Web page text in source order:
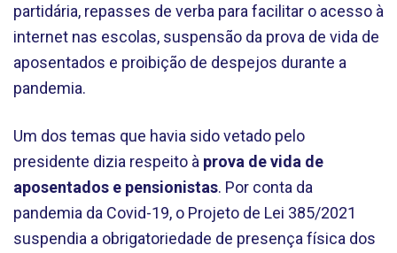
partidária, repasses de verba para facilitar o acesso à
internet nas escolas, suspensão da prova de vida de
aposentados e proibição de despejos durante a
pandemia.
Um dos temas que havia sido vetado pelo
presidente dizia respeito à prova de vida de
aposentados e pensionistas. Por conta da
pandemia da Covid-19, o Projeto de Lei 385/2021
suspendia a obrigatoriedade de presença física dos